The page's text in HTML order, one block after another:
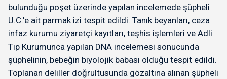
bulunduğu poşet üzerinde yapılan incelemede şüpheli
U.C.’e ait parmak izi tespit edildi. Tanık beyanları, ceza
infaz kurumu ziyaretçi kayıtları, teşhis işlemleri ve Adli
Tıp Kurumunca yapılan DNA incelemesi sonucunda
şüphelinin, bebeğin biyolojik babası olduğu tespit edildi.
Toplanan deliller doğrultusunda gözaltına alınan şüpheli